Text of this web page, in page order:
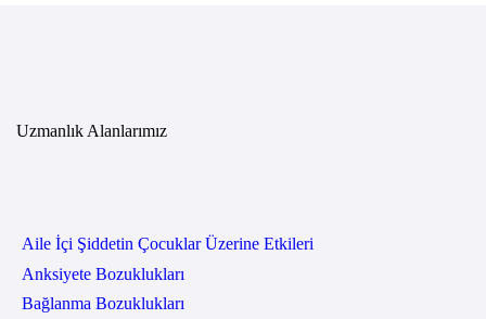
Uzmanlık Alanlarımız
Aile İçi Şiddetin Çocuklar Üzerine Etkileri
Anksiyete Bozuklukları
Bağlanma Bozuklukları